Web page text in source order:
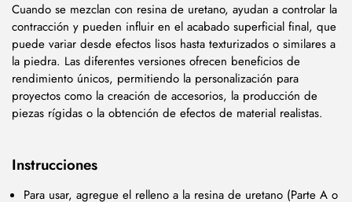
Cuando se mezclan con resina de uretano, ayudan a controlar la
contracción y pueden influir en el acabado superficial final, que
puede variar desde efectos lisos hasta texturizados o similares a
la piedra. Las diferentes versiones ofrecen beneficios de
rendimiento únicos, permitiendo la personalización para
proyectos como la creación de accesorios, la producción de
piezas rígidas o la obtención de efectos de material realistas.
Instrucciones
Para usar, agregue el relleno a la resina de uretano (Parte A o